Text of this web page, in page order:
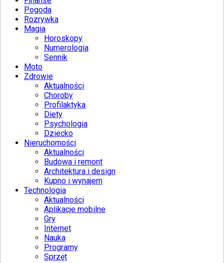
Pogoda
Rozrywka
Magia
Horoskopy
Numerologia
Sennik
Moto
Zdrowie
Aktualności
Choroby
Profilaktyka
Diety
Psychologia
Dziecko
Nieruchomości
Aktualności
Budowa i remont
Architektura i design
Kupno i wynajem
Technologia
Aktualności
Aplikacje mobilne
Gry
Internet
Nauka
Programy
Sprzęt